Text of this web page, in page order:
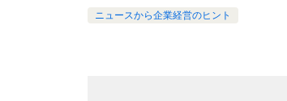
ニュースから企業経営のヒント